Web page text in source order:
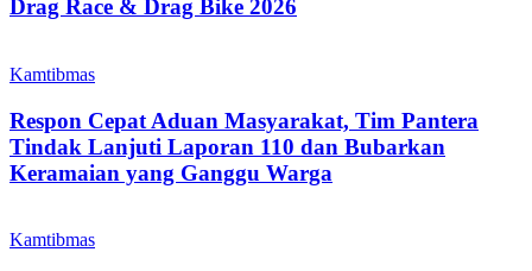
Drag Race & Drag Bike 2026
Kamtibmas
Respon Cepat Aduan Masyarakat, Tim Pantera
Tindak Lanjuti Laporan 110 dan Bubarkan
Keramaian yang Ganggu Warga
Kamtibmas